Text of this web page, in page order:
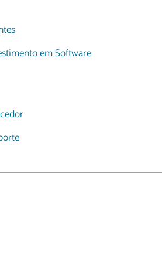
em Software